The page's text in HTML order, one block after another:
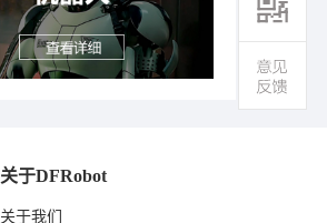
关于DFRobot
关于我们